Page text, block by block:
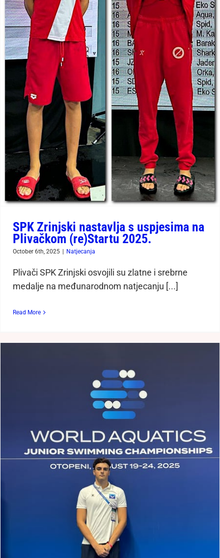
SPK Zrinjski nastavlja s
uspjesima na Plivačkom
(re)Startu 2025.
SPK Zrinjski nastavlja s uspjesima na
Plivačkom (re)Startu 2025.
October 6th, 2025 Natjecanja
Plivači SPK Zrinjski osvojili su zlatne i srebrne
medalje na međunarodnom natjecanju [...]
Read More
Ivan Ivanković nastupio na
Svjetskom juniorskom prvenstvu
u Rumunjskoj